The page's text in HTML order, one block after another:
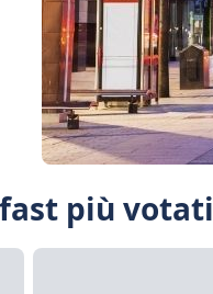
più votati